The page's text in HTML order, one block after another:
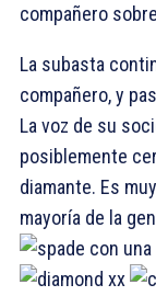
compañero
La subasta
compañero, y
La voz de su
posiblemente
diamante. Es
mayoría de la
con
xx